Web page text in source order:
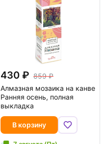
430
859
Алмазная мозаика на канве
Ранняя осень, полная
выкладка
В корзину